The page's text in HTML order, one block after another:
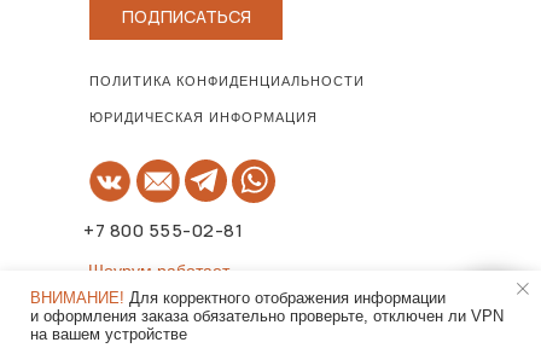
+7 800 555-02-81
ПОЛИТИКА КОНФИДЕНЦИАЛЬНОСТИ
ЮРИДИЧЕСКАЯ ИНФОРМАЦИЯ
ПОДПИСАТЬСЯ
Шоурум работает
по предварительной записи!
ВНИМАНИЕ! Для корректного отображения информации
и оформления заказа обязательно проверьте, отключен ли VPN
на вашем устройстве